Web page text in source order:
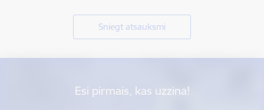
Sniegt atsauksmi
Esi pirmais, kas uzzina!